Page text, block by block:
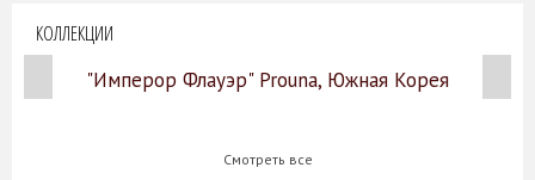
КОЛЛЕКЦИИ
"Имперор Флауэр" Prouna, Южная Корея
Смотреть все